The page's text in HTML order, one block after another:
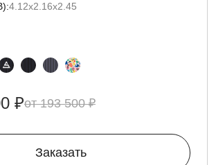
4.12х2.16х2.45
193 500 ₽
₽
Заказать